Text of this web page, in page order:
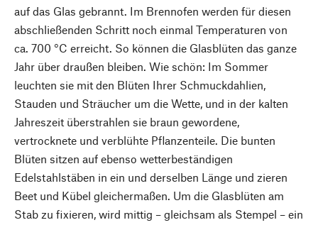
auf das Glas gebrannt. Im Brennofen werden für diesen
abschließenden Schritt noch einmal Temperaturen von
ca. 700 °C erreicht. So können die Glasblüten das ganze
Jahr über draußen bleiben. Wie schön: Im Sommer
leuchten sie mit den Blüten Ihrer Schmuckdahlien,
Stauden und Sträucher um die Wette, und in der kalten
Jahreszeit überstrahlen sie braun gewordene,
vertrocknete und verblühte Pflanzenteile. Die bunten
Blüten sitzen auf ebenso wetterbeständigen
Edelstahlstäben in ein und derselben Länge und zieren
Beet und Kübel gleichermaßen. Um die Glasblüten am
Stab zu fixieren, wird mittig – gleichsam als Stempel – ein